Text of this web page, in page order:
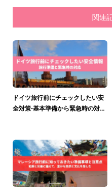
関連
ドイツ旅行前にチェックしたい安
全対策-基本準備から緊急時の対...